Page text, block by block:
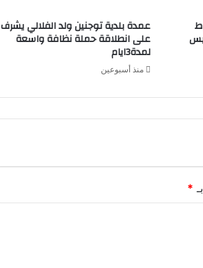
عمدة بلدية توجنين ولد الفلالي يشرف
على انطلاقة حملة نظافة واسعة
لمدة3ايام
منذ أسبوعين
*